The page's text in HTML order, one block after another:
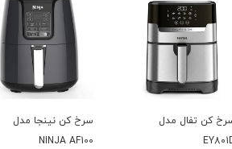
سرخ کن نینجا مدل
NINJA AF100
سرخ کن گاسونیک
GAF-758